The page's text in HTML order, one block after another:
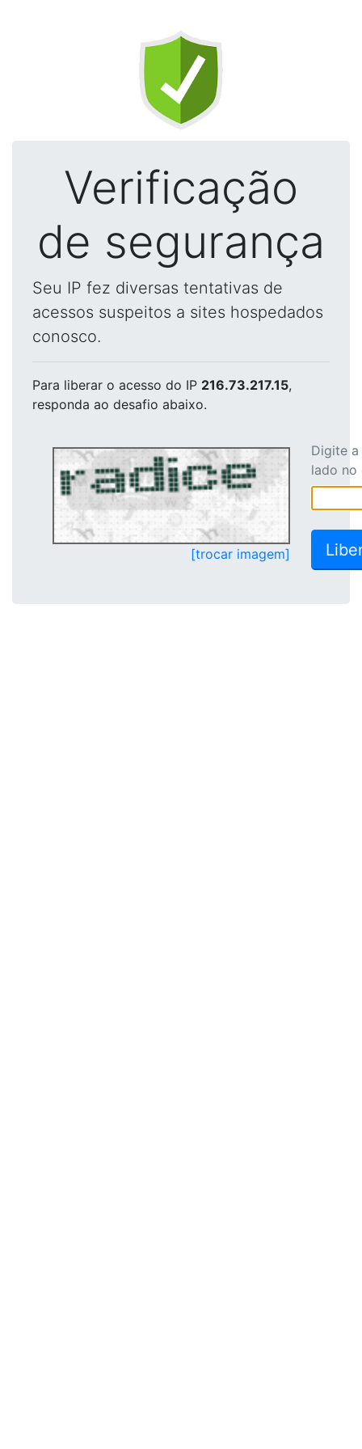
Verificação
de segurança
Seu IP fez diversas tentativas de
acessos suspeitos a sites hospedados
conosco.
Para liberar o acesso do IP 216.73.217.15,
responda ao desafio abaixo.
[trocar imagem]
Digite
lado no